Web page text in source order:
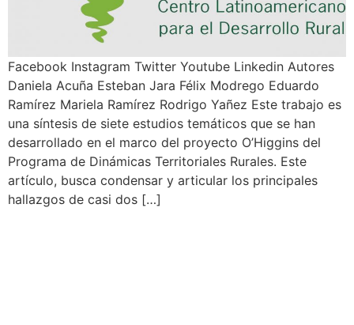
Facebook Instagram Twitter Youtube Linkedin Autores
Daniela Acuña Esteban Jara Félix Modrego Eduardo
Ramírez Mariela Ramírez Rodrigo Yañez Este trabajo es
una síntesis de siete estudios temáticos que se han
desarrollado en el marco del proyecto O’Higgins del
Programa de Dinámicas Territoriales Rurales. Este
artículo, busca condensar y articular los principales
hallazgos de casi dos […]